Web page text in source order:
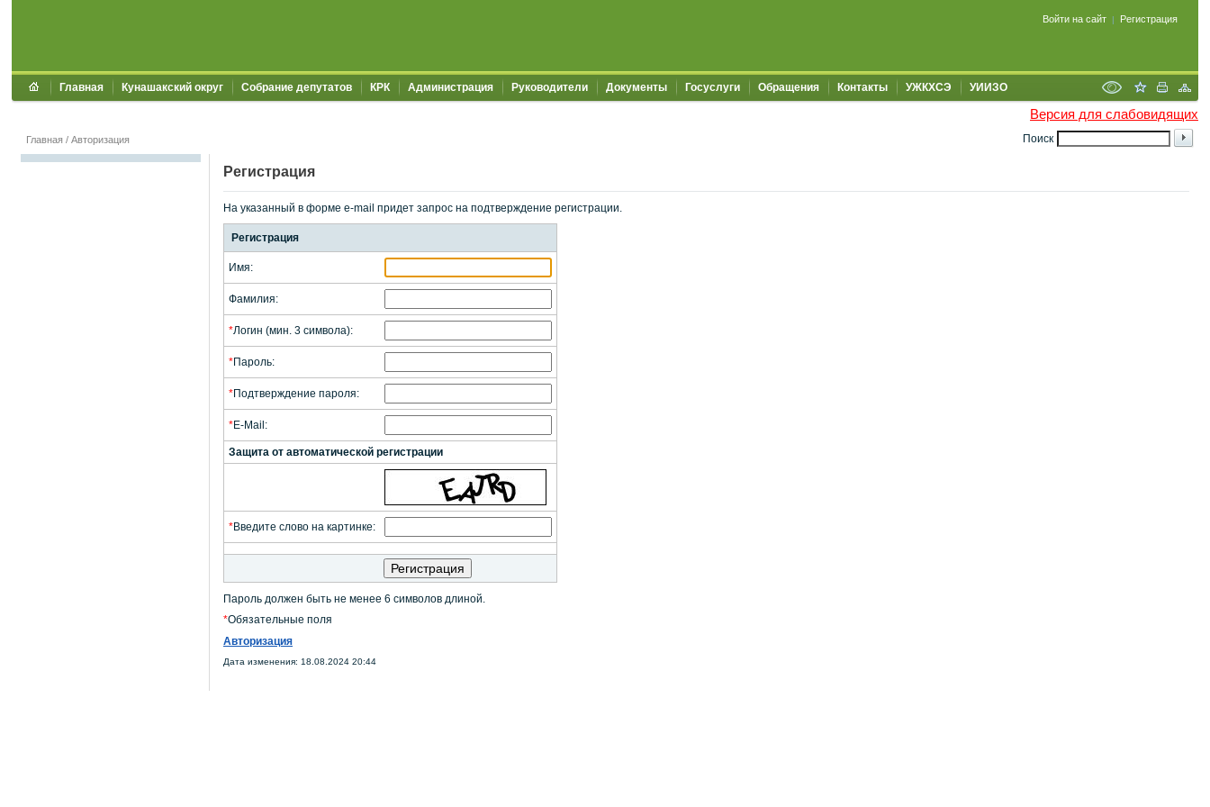
Войти на сайт | Регистрация
Главная Кунашакский округ Собрание депутатов КРК Администрация Руководители Документы Госуслуги Обращения Контакты УЖКХСЭ УИИЗО
Версия для слабовидящих
Поиск
Главная / Авторизация
Регистрация
На указанный в форме e-mail придет запрос на подтверждение регистрации.
Регистрация
Имя:
Фамилия:
*Логин (мин. 3 символа):
*Пароль:
*Подтверждение пароля:
*E-Mail:
Защита от автоматической регистрации
*Введите слово на картинке:
Пароль должен быть не менее 6 символов длиной.
*Обязательные поля
Авторизация
Дата изменения: 18.08.2024 20:44